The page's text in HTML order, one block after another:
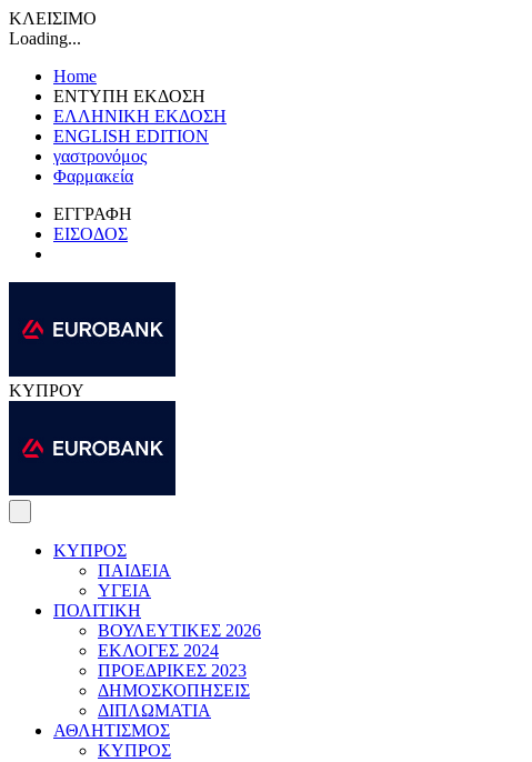
ΚΛΕΙΣΙΜΟ
Loading...
Home
ΕΝΤΥΠΗ ΕΚΔΟΣΗ
ΕΛΛΗΝΙΚΗ ΕΚΔΟΣΗ
ENGLISH EDITION
γαστρονόμος
Φαρμακεία
ΕΓΓΡΑΦΗ
ΕΙΣΟΔΟΣ
ΚΥΠΡΟΥ
ΚΥΠΡΟΣ
ΠΑΙΔΕΙΑ
ΥΓΕΙΑ
ΠΟΛΙΤΙΚΗ
ΒΟΥΛΕΥΤΙΚΕΣ 2026
ΕΚΛΟΓΕΣ 2024
ΠΡΟΕΔΡΙΚΕΣ 2023
ΔΗΜΟΣΚΟΠΗΣΕΙΣ
ΔΙΠΛΩΜΑΤΙΑ
ΑΘΛΗΤΙΣΜΟΣ
ΚΥΠΡΟΣ